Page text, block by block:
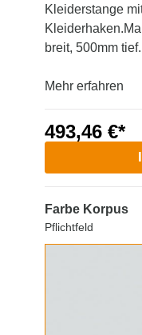
Kleiderstange
breit, 500mm tief.
Mehr erfahren
493,46 €*
Farbe Korpus
Pflichtfeld